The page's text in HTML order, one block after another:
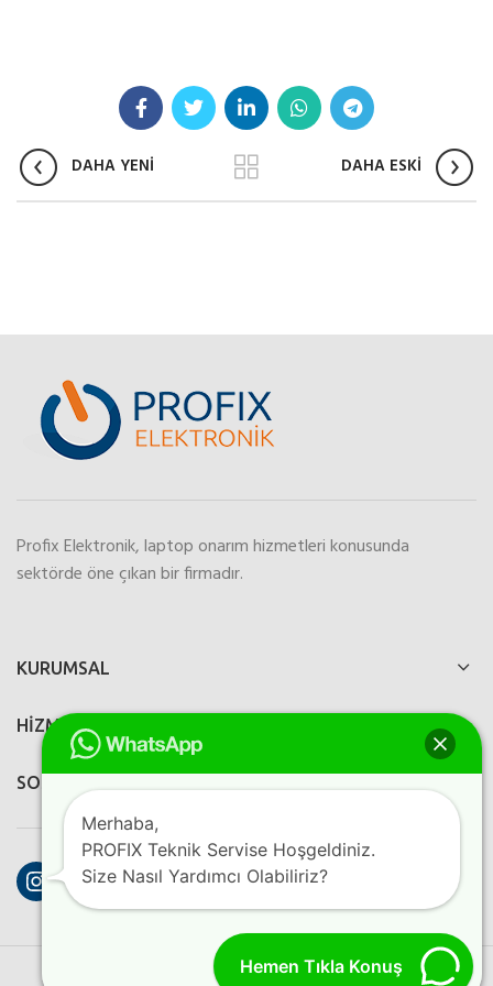
DAHA YENİ DAHA ESKİ
Profix Elektronik, laptop onarım hizmetleri konusunda
sektörde öne çıkan bir firmadır.
KURUMSAL
HİZMETLERİMİZ
SOSYAL MEDYA
Instagram
Facebook
YouTube
2023 Perfection Dijital AjansKreatif
Hemen Tıkla Konuş
Merhaba,
PROFIX Teknik Servise Hoşgeldiniz.
Size Nasıl Yardımcı Olabiliriz?